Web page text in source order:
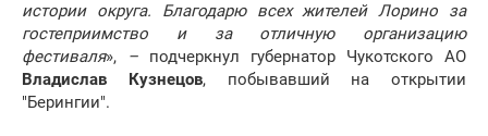
истории округа. Благодарю всех жителей Лорино за
гостеприимство и за отличную организацию
фестиваля», – подчеркнул губернатор Чукотского АО
Владислав Кузнецов, побывавший на открытии
"Берингии".